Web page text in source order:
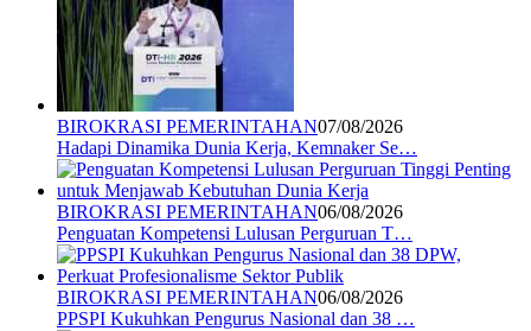
BIROKRASI PEMERINTAHAN07/08/2026
Hadapi Dinamika Dunia Kerja, Kemnaker Se…
BIROKRASI PEMERINTAHAN06/08/2026
Penguatan Kompetensi Lulusan Perguruan T…
BIROKRASI PEMERINTAHAN06/08/2026
PPSPI Kukuhkan Pengurus Nasional dan 38 …